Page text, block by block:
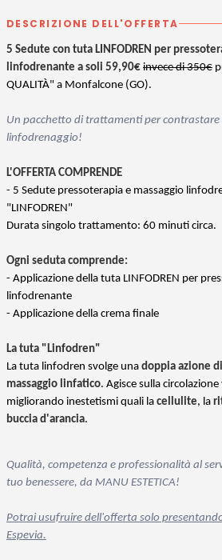
DESCRIZIONE DELL'OFFERTA
5 Sedute con tuta LINFODREN per
linfodrenante a soli 59,90€ invece di 350€
QUALITÀ" a Monfalcone (GO).
Un pacchetto di trattamenti per contrastare
linfodrenaggio!
L'OFFERTA COMPRENDE
- 5 Sedute pressoterapia e massaggio
"LINFODREN"
Durata singolo trattamento: 60 minuti circa.
Ogni seduta comprende:
- Applicazione della tuta LINFODREN per
linfodrenante
- Applicazione della crema finale
La tuta "Linfodren"
La tuta linfodren svolge una doppia azione
massaggio linfatico. Agisce sulla
migliorando inestetismi quali la cellulite, la
buccia d'arancia.
Qualità, competenza e professionalità al
tuo benessere, da MANU ESTETICA!
Potrai usufruire dell'offerta solo
Espevia.